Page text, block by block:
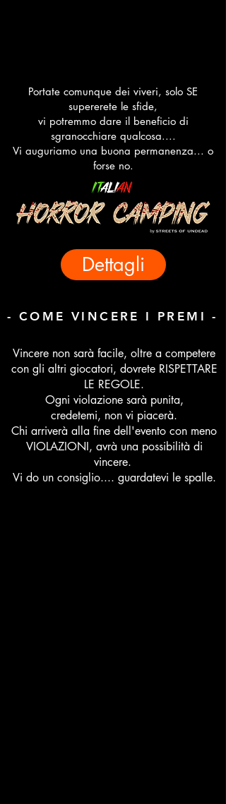
Portate comunque dei viveri, solo SE
supererete le sfide,
vi potremmo dare il beneficio di
sgranocchiare qualcosa....
Vi auguriamo una buona permanenza... o
forse no.
Dettagli
- COME VINCERE I PREMI -
Vincere non sarà facile, oltre a competere
con gli altri giocatori, dovrete RISPETTARE
LE REGOLE.
Ogni violazione sarà punita,
credetemi, non vi piacerà.
Chi arriverà alla fine dell'evento con meno
VIOLAZIONI, avrà una possibilità di
vincere.
Vi do un consiglio.... guardatevi le spalle.